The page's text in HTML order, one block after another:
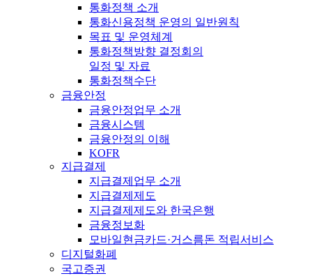
통화정책 소개
통화신용정책 운영의 일반원칙
목표 및 운영체계
통화정책방향 결정회의
일정 및 자료
통화정책수단
금융안정
금융안정업무 소개
금융시스템
금융안정의 이해
KOFR
지급결제
지급결제업무 소개
지급결제제도
지급결제제도와 한국은행
금융정보화
모바일현금카드·거스름돈 적립서비스
디지털화폐
국고증권